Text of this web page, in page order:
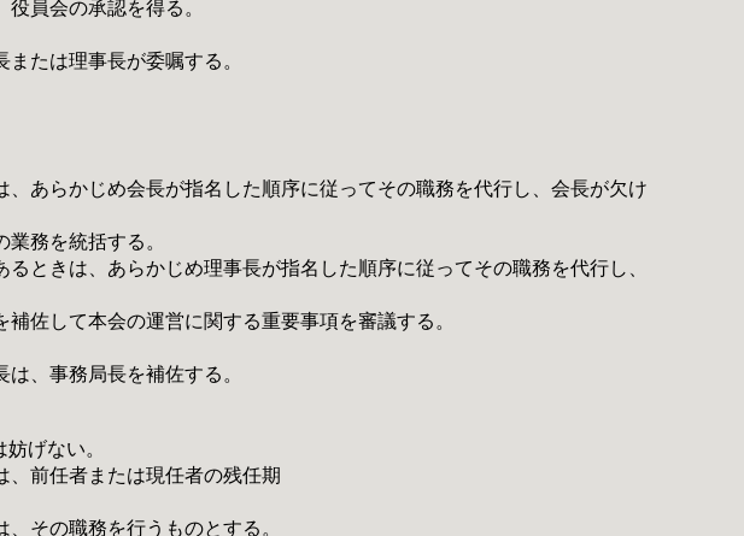
員会の承認を得る。
たは理事長が委嘱する。
あらかじめ会長が指名した順序に従ってその職務を代行し、会長が欠け
務を統括する。
ときは、あらかじめ理事長が指名した順序に従ってその職務を代行し、
佐して本会の運営に関する重要事項を審議する。
、事務局長を補佐する。
げない。
、前任者または現任者の残任期
その職務を行うものとする。